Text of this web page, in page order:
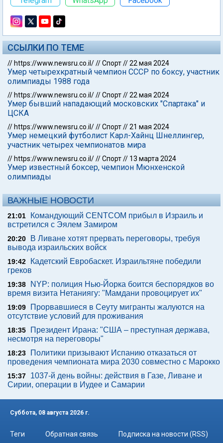
ССЫЛКИ ПО ТЕМЕ
// https://www.newsru.co.il///Спорт//22 мая 2024
Умер четырехкратный чемпион СССР по боксу, участник
олимпиады 1988 года
// https://www.newsru.co.il///Спорт//22 мая 2024
Умер бывший нападающий московских "Спартака" и
ЦСКА
// https://www.newsru.co.il///Спорт//21 мая 2024
Умер немецкий футболист Карл-Хайнц Шнеллингер,
участник четырех чемпионатов мира
// https://www.newsru.co.il///Спорт// 13 марта 2024
Умер известный боксер, чемпион Мюнхенской
олимпиады
ВАЖНЫЕ НОВОСТИ
21:01
Командующий CENTCOM прибыл в Израиль и
встретился с Эялем Замиром
20:20
В Ливане хотят прервать переговоры, требуя
вывода израильских войск
19:42
Кадетский Евробаскет. Израильтяне победили
греков
19:38
NYP: полиция Нью-Йорка боится беспорядков во
время визита Нетаниягу: "Мамдани провоцирует их"
19:09
Прорвавшиеся в Сеуту мигранты жалуются на
отсутствие условий для проживания
18:35
Президент Ирана: "США – преступная держава,
несмотря на переговоры"
18:23
Политики призывают Испанию отказаться от
проведения чемпионата мира 2030 совместно с Марокко
15:37
1037-й день войны: действия в Газе, Ливане и
Сирии, операции в Иудее и Самарии
Суббота, 08 августа 2026 г.
Теги Обратная связь
Подписка на новости (RSS)